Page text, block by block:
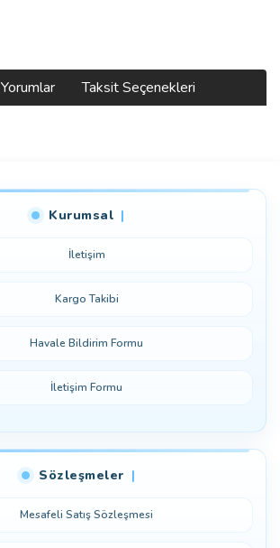
Yorumlar Taksit Seçenekleri
Kurumsal
İletişim
Kargo Takibi
Havale Bildirim Formu
İletişim Formu
Sözleşmeler
Mesafeli Satış Sözleşmesi